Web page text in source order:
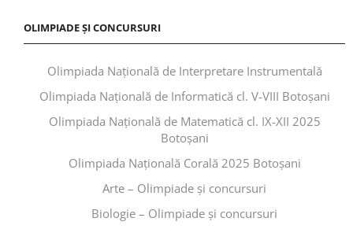
OLIMPIADE ȘI CONCURSURI
Olimpiada Națională de Interpretare Instrumentală
Olimpiada Națională de Informatică cl. V-VIII Botoșani
Olimpiada Națională de Matematică cl. IX-XII 2025
Botoșani
Olimpiada Națională Corală 2025 Botoșani
Arte – Olimpiade și concursuri
Biologie – Olimpiade și concursuri